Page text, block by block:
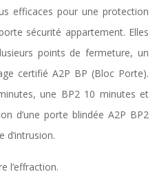
efficaces pour une protection
sécurité appartement. Elles
points de fermeture, un
certifié A2P BP (Bloc Porte).
une BP2 10 minutes et
d’une porte blindée A2P BP2
d’intrusion.
l’effraction.